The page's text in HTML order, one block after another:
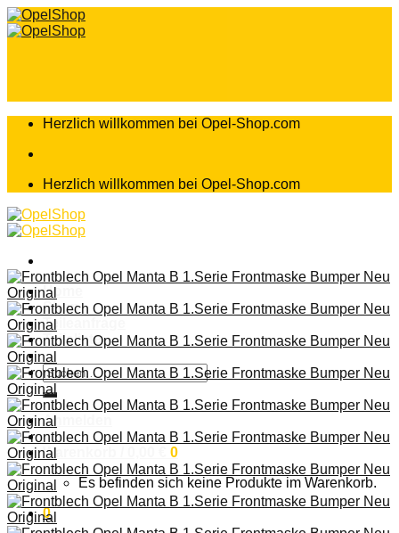
Zum
Inhalt
Herzlich willkommen bei Opel-Shop.com
Herzlich willkommen bei Opel-Shop.com
Home
Shop
Teileanfrage
Teileliste
Suchen
nach:
Anmelden
Warenkorb /
0
Es befinden sich keine Produkte im Warenkorb.
0